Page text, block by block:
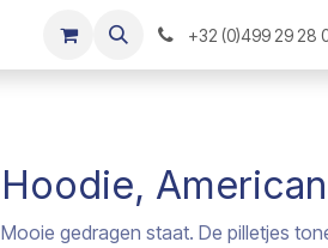
+32 (0)499 29 28
Hoodie,
Mooie gedragen staat. De pilletjes